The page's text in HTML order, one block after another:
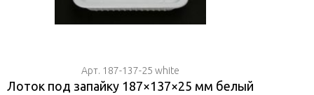
Арт. 187-137-25 white
Лоток под запайку 187×137×25 мм белый